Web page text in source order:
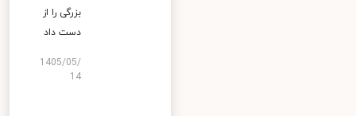
بزرگی را از
دست داد
1405/05/
14